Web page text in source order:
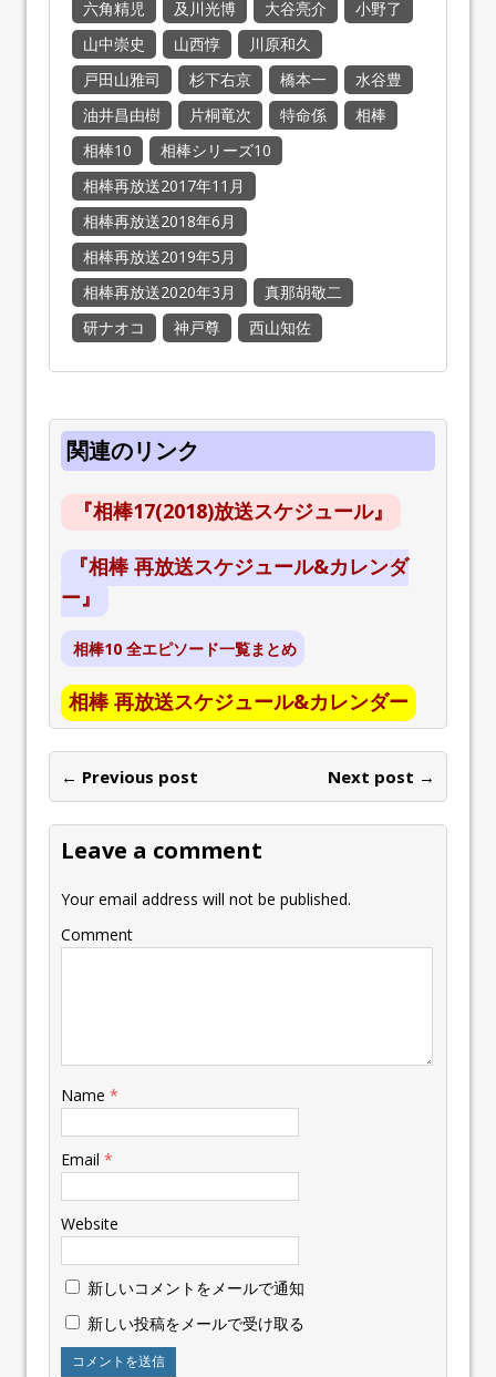
六角精児 及川光博 大谷亮介
小野了
山中崇史
山西惇
川原和久
戸田山雅司
杉下右京 橋本一
水谷豊
油井昌由樹
片桐竜次 特命係
相棒
相棒10
相棒シリーズ10
相棒再放送2017年11月
相棒再放送2018年6月
相棒再放送2019年5月
相棒再放送2020年3月
真那胡敬二
研ナオコ
神戸尊 西山知佐
関連のリンク
『相棒17(2018)放送スケジュール』
『相棒 再放送スケジュール&カレンダ
ー』
相棒10 全エピソード一覧まとめ
相棒 再放送スケジュール&カレンダー
← Previous post Next post →
Leave a comment
Your email address will not be published.
Comment
Name *
Email *
Website
新しいコメントをメールで通知
新しい投稿をメールで受け取る